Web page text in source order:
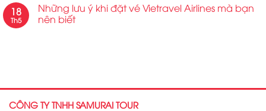
18
Th5
Những lưu ý khi đặt vé Vietravel Airlines mà bạn
nên biết
CÔNG TY TNHH SAMURAI TOUR